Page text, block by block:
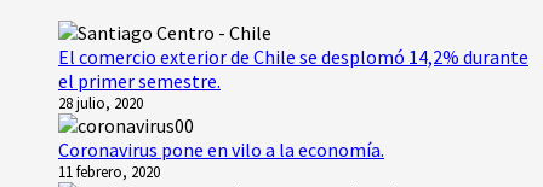
El comercio exterior de Chile se desplomó 14,2% durante
el primer semestre.
28 julio, 2020
Coronavirus pone en vilo a la economía.
11 febrero, 2020